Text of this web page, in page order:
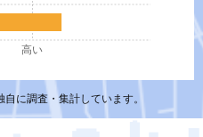
高い
に調査・集計しています。